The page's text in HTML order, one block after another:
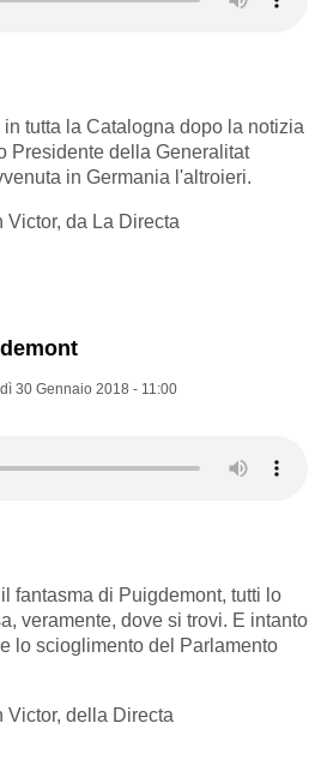
tutta la Catalogna dopo la notizia
Presidente della Generalitat
in Germania l'altroieri.
Victor, da La Directa
30 Gennaio 2018 - 11:00
fantasma di Puigdemont, tutti lo
veramente, dove si trovi. E intanto
lo scioglimento del Parlamento
Victor, della Directa